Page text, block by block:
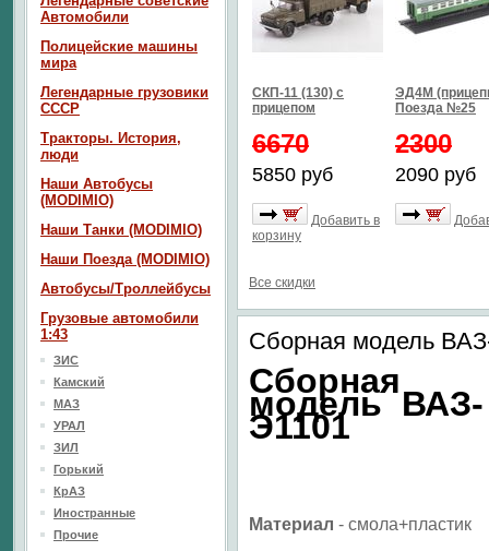
СКП-11 (130) с
прицепом
6670
5850 руб
Добавить в
корзину
ЭД4М
Поезда №25
2300
2090 руб
Все скидки
Сборная модель
Сборная
модель ВАЗ-
Э1101
Материал - смола+пластик
Автомобили
Полицейские машины
мира
Легендарные грузовики
СССР
Тракторы. История,
люди
Наши Автобусы
(MODIMIO)
Наши Танки (MODIMIO)
Наши Поезда (MODIMIO)
Автобусы/Троллейбусы
Грузовые автомобили
1:43
ЗИС
Камский
МАЗ
УРАЛ
ЗИЛ
Горький
КрАЗ
Иностранные
Прочие